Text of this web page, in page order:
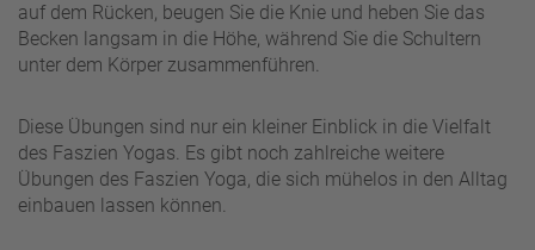
auf dem Rücken, beugen Sie die Knie und heben Sie das
Becken langsam in die Höhe, während Sie die Schultern
unter dem Körper zusammenführen.
Diese Übungen sind nur ein kleiner Einblick in die Vielfalt
des Faszien Yogas. Es gibt noch zahlreiche weitere
Übungen des Faszien Yoga, die sich mühelos in den Alltag
einbauen lassen können.